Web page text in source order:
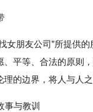
女朋友公司”所提供
平等、合法的原则
的边界，将人与人
事与教训